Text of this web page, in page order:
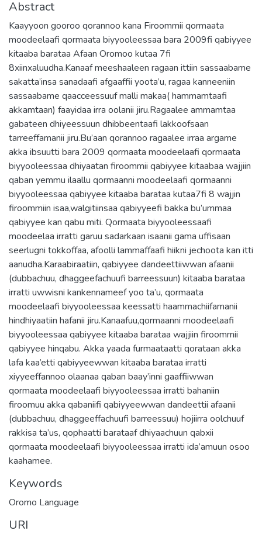
Kaayyoon gooroo qorannoo kana Firoommii qormaata
moodeelaafi qormaata biyyooleessaa bara 2009fi qabiyyee
kitaaba barataa Afaan Oromoo kutaa 7fi
8xiinxaluudha.Kanaaf meeshaaleen ragaan ittiin sassaabame
sakatta’insa sanadaafi afgaaffii yoota’u, ragaa kanneeniin
sassaabame qaacceessuuf malli makaa( hammamtaafi
akkamtaan) faayidaa irra oolanii jiru.Ragaalee ammamtaa
gabateen dhiyeessuun dhibbeentaafi lakkoofsaan
tarreeffamanii jiru.Bu’aan qorannoo ragaalee irraa argame
akka ibsuutti bara 2009 qormaata moodeelaafi qormaata
biyyooleessaa dhiyaatan firoommii qabiyyee kitaabaa wajjiin
qaban yemmu ilaallu qormaanni moodeelaafi qormaanni
biyyooleessaa qabiyyee kitaaba barataa kutaa7fi 8 wajjin
firoommiin isaa,walgitiinsaa qabiyyeefi bakka bu’ummaa
qabiyyee kan qabu miti. Qormaata biyyooleessaafi
moodeelaa irratti garuu sadarkaan isaanii gama uffisaan
seerlugni tokkoffaa, afoolli lammaffaafi hiikni jechoota kan itti
aanudha.Karaabiraatiin, qabiyyee dandeettiiwwan afaanii
(dubbachuu, dhaggeefachuufi barreessuun) kitaaba barataa
irratti uwwisni kankennameef yoo ta’u, qormaata
moodeelaafi biyyooleessaa keessatti haammachiifamanii
hindhiyaatiin hafanii jiru.Kanaafuu,qormaanni moodeelaafi
biyyooleessaa qabiyyee kitaaba barataa wajjiin firoommii
qabiyyee hinqabu. Akka yaada furmaataatti qorataan akka
lafa kaa’etti qabiyyeewwan kitaaba barataa irratti
xiyyeeffannoo olaanaa qaban baay’inni gaaffiiwwan
qormaata moodeelaafi biyyooleessaa irratti bahaniin
firoomuu akka qabaniifi qabiyyeewwan dandeettii afaanii
(dubbachuu, dhaggeeffachuufi barreessuu) hojiirra oolchuuf
rakkisa ta’us, qophaatti barataaf dhiyaachuun qabxii
qormaata moodeelaafi biyyooleessaa irratti ida’amuun osoo
kaahamee.
Oromo Language